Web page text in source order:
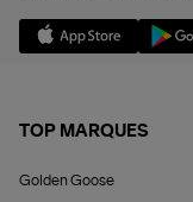
TOP MARQUES
Golden Goose